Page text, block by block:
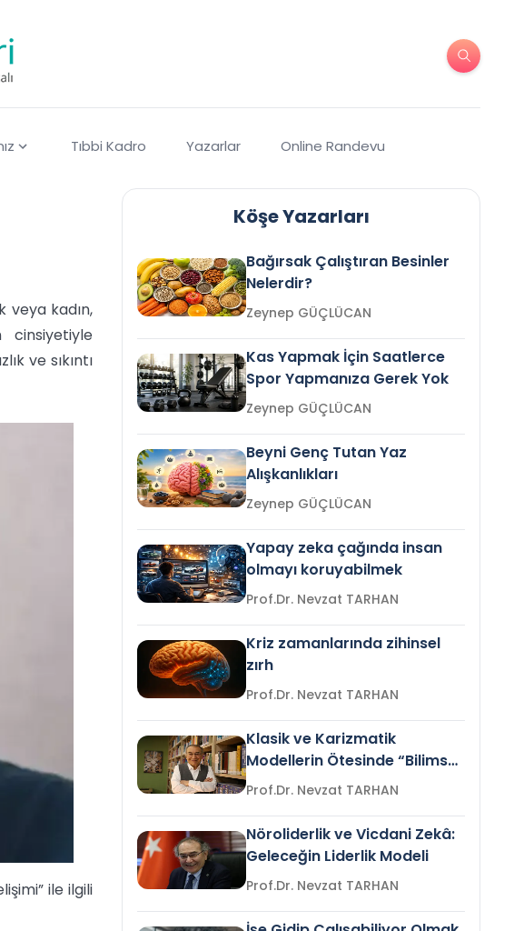
Tıbbi Kadro Yazarlar Online Randevu
veya kadın,
ve sıkıntı
ile ilgili
Köşe Yazarları
Bağırsak Çalıştıran Besinler
Nelerdir?
Zeynep GÜÇLÜCAN
Kas Yapmak İçin Saatlerce
Spor Yapmanıza Gerek Yok
Zeynep GÜÇLÜCAN
Beyni Genç Tutan Yaz
Alışkanlıkları
Zeynep GÜÇLÜCAN
Yapay zeka çağında insan
olmayı koruyabilmek
Prof.Dr. Nevzat TARHAN
Kriz zamanlarında zihinsel
zırh
Prof.Dr. Nevzat TARHAN
Klasik ve Karizmatik
Modellerin Ötesinde “Bilimsel
Liderlik”
Prof.Dr. Nevzat TARHAN
Nöroliderlik ve Vicdani Zekâ:
Geleceğin Liderlik Modeli
Prof.Dr. Nevzat TARHAN